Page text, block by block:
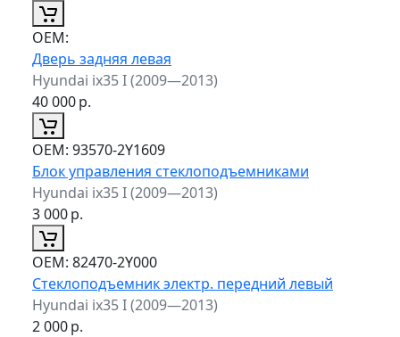
ОЕМ:
Дверь задняя левая
Hyundai ix35 I (2009—2013)
40 000р.
ОЕМ: 93570-2Y1609
Блок управления стеклоподъемниками
Hyundai ix35 I (2009—2013)
3 000р.
ОЕМ: 82470-2Y000
Стеклоподъемник электр. передний левый
Hyundai ix35 I (2009—2013)
2 000р.